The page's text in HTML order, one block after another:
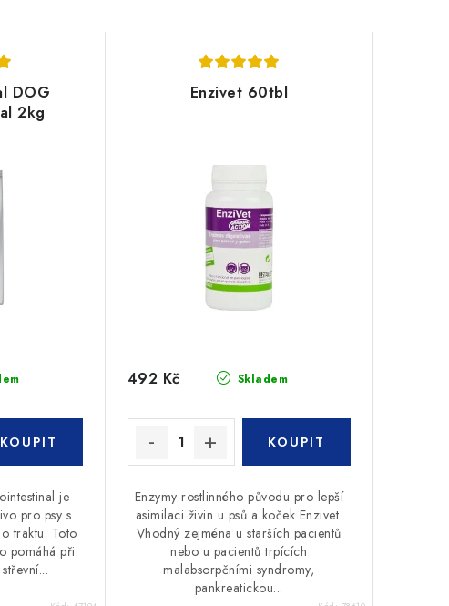
DOG
2kg
je
pro psy s
traktu. Toto
pomáhá při
Enzivet 60tbl
Skladem
492 Kč
Enzymy rostlinného původu pro lepší
asimilaci živin u psů a koček Enzivet.
Vhodný zejména u starších pacientů
nebo u pacientů trpících
malabsorpčními syndromy,
pankreatickou...